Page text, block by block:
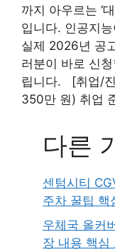
까지 아우르는 ‘
입니다. 인공지
실제 2026년 공
러분이 바로 신
립니다. [취업/
350만 원) 취업
다른
센텀시티
주차 꿀팁 핵
우체국 올커
장 내용 핵심